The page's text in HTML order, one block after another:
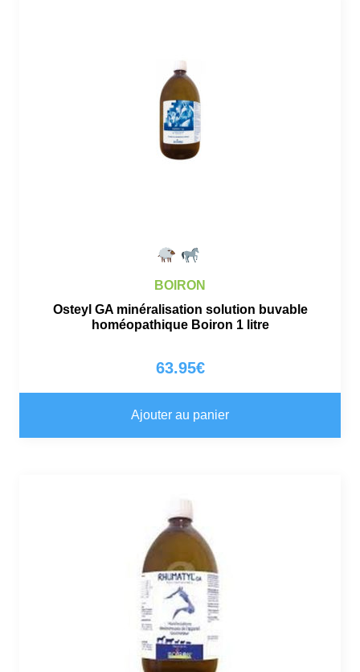
BOIRON
Osteyl GA minéralisation solution buvable
homéopathique Boiron 1 litre
63.95€
Ajouter au panier